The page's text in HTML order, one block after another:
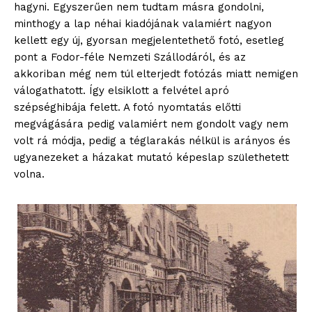
hagyni. Egyszerűen nem tudtam másra gondolni,
minthogy a lap néhai kiadójának valamiért nagyon
kellett egy új, gyorsan megjelentethető fotó, esetleg
pont a Fodor-féle Nemzeti Szállodáról, és az
akkoriban még nem túl elterjedt fotózás miatt nemigen
válogathatott. Így elsiklott a felvétel apró
szépséghibája felett. A fotó nyomtatás előtti
megvágására pedig valamiért nem gondolt vagy nem
volt rá módja, pedig a téglarakás nélkül is arányos és
ugyanezeket a házakat mutató képeslap születhetett
volna.